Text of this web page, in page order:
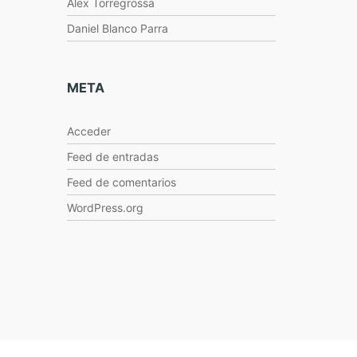
Alex Torregrossa
Daniel Blanco Parra
META
Acceder
Feed de entradas
Feed de comentarios
WordPress.org